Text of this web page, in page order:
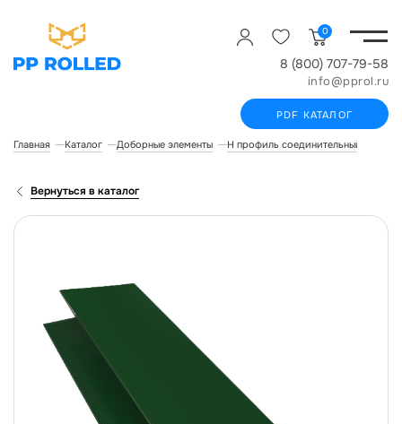
0
8 (800) 707-79-58
info@pprol.ru
PDF КАТАЛОГ
Главная Каталог Доборные элементы Н профиль соединительный
Вернуться в каталог